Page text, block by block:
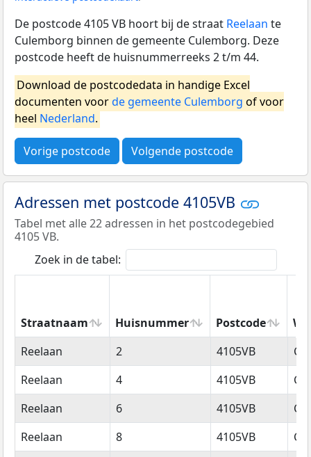
De postcode 4105 VB hoort bij de straat Reelaan te
Culemborg binnen de gemeente Culemborg. Deze
postcode heeft de huisnummerreeks 2 t/m 44.
Download de postcodedata in handige Excel
documenten voorde gemeente Culemborg of voor
heel Nederland.
Vorige postcode Volgende postcode
Adressen met postcode 4105VB
Tabel met alle 22 adressen in het postcodegebied
4105 VB.
Zoek in de tabel:
Straatnaam Huisnummer Postcode
Straatnaam
Huisnummer Postcode
Reelaan 2 4105VB
Reelaan
4 4105VB
Reelaan
6 4105VB
Reelaan
8 4105VB